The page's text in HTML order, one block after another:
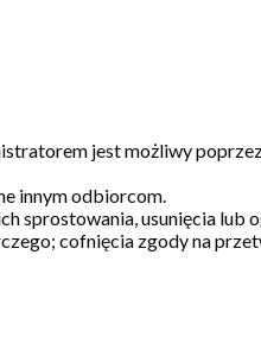
jest możliwy
innym odbiorcom.
sprostowania, usunięcia
cofnięcia zgody na